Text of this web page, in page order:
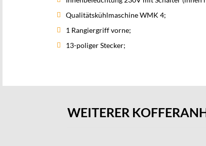
Qualitätskühlmaschine WMK 4;
1 Rangiergriff vorne;
13-poliger Stecker;
WEITERER